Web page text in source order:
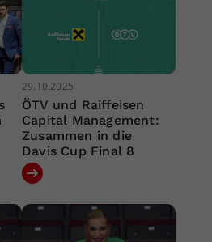
29.10.2025
ÖTV und Raiffeisen
Capital Management:
Zusammen in die
Davis Cup Final 8